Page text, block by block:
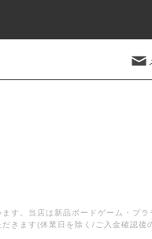
。当店は新品ボードゲーム・プ
きます(休業日を除く/ご入金確認